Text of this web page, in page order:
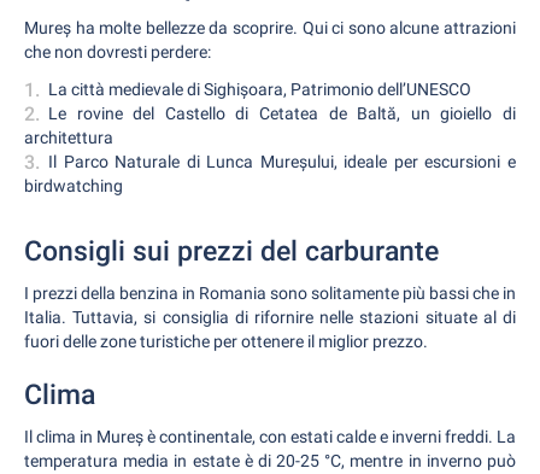
Mureș ha molte bellezze da scoprire. Qui ci sono alcune attrazioni
che non dovresti perdere:
La città medievale di Sighișoara, Patrimonio dell’UNESCO
Le rovine del Castello di Cetatea de Baltă, un gioiello di
architettura
Il Parco Naturale di Lunca Mureșului, ideale per escursioni e
birdwatching
Consigli sui prezzi del carburante
I prezzi della benzina in Romania sono solitamente più bassi che in
Italia. Tuttavia, si consiglia di rifornire nelle stazioni situate al di
fuori delle zone turistiche per ottenere il miglior prezzo.
Clima
Il clima in Mureș è continentale, con estati calde e inverni freddi. La
temperatura media in estate è di 20-25 °C, mentre in inverno può